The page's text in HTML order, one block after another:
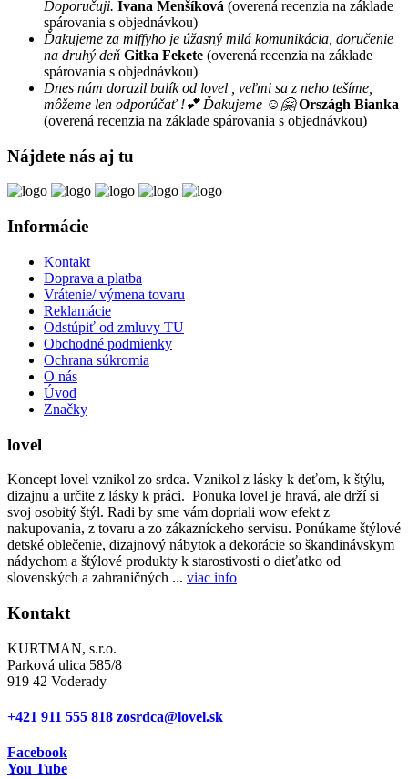
Doporučuji. Ivana Menšíková (overená recenzia na základe
spárovania s objednávkou)
Ďakujeme za miffyho je úžasný milá komunikácia, doručenie
na druhý deň Gitka Fekete (overená recenzia na základe
spárovania s objednávkou)
Dnes nám dorazil balík od lovel , veľmi sa z neho tešíme,
môžeme len odporúčať !💕 Ďakujeme ☺️🤗 Országh Bianka
(overená recenzia na základe spárovania s objednávkou)
Nájdete nás aj tu
Informácie
Kontakt
Doprava a platba
Vrátenie/ výmena tovaru
Reklamácie
Odstúpiť od zmluvy TU
Obchodné podmienky
Ochrana súkromia
O nás
Úvod
Značky
lovel
Koncept lovel vznikol zo srdca. Vznikol z lásky k deťom, k štýlu,
dizajnu a určite z lásky k práci. Ponuka lovel je hravá, ale drží si
svoj osobitý štýl. Radi by sme vám dopriali wow efekt z
nakupovania, z tovaru a zo zákazníckeho servisu. Ponúkame štýlové
detské oblečenie, dizajnový nábytok a dekorácie so škandinávskym
nádychom a štýlové produkty k starostivosti o dieťatko od
slovenských a zahraničných ... viac info
Kontakt
KURTMAN, s.r.o.
Parková ulica 585/8
919 42 Voderady
+421 911 555 818 zosrdca@lovel.sk
Facebook
You Tube